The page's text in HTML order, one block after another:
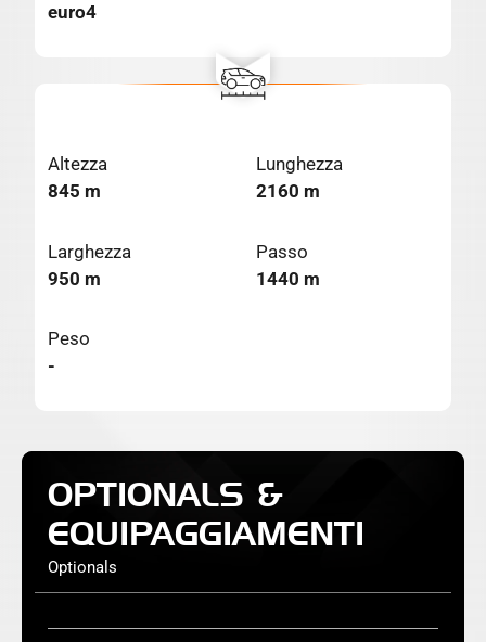
euro4
Altezza
845 m
Lunghezza
2160 m
Larghezza
950 m
Passo
1440 m
Peso
-
OPTIONALS &
EQUIPAGGIAMENTI
Optionals